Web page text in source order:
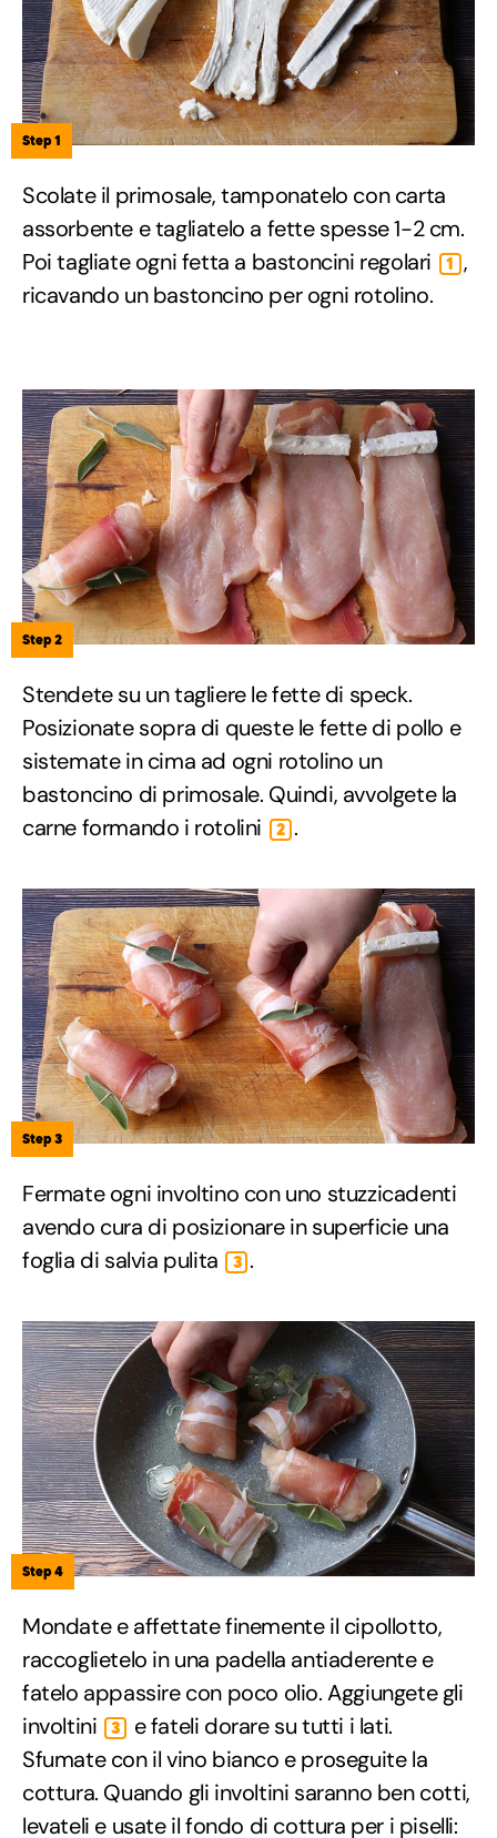
Step 1
Scolate il primosale, tamponatelo con carta
assorbente e tagliatelo a fette spesse 1-2 cm.
Poi tagliate ogni fetta a bastoncini regolari
1 ,
ricavando un bastoncino per ogni rotolino.
Step 2
Stendete su un tagliere le fette di speck.
Posizionate sopra di queste le fette di pollo e
sistemate in cima ad ogni rotolino un
bastoncino di primosale. Quindi, avvolgete la
carne formando i rotolini
2 .
Step 3
Fermate ogni involtino con uno stuzzicadenti
avendo cura di posizionare in superficie una
foglia di salvia pulita
3 .
Step 4
Mondate e affettate finemente il cipollotto,
raccoglietelo in una padella antiaderente e
fatelo appassire con poco olio. Aggiungete gli
involtini
3
e fateli dorare su tutti i lati.
Sfumate con il vino bianco e proseguite la
cottura. Quando gli involtini saranno ben cotti,
levateli e usate il fondo di cottura per i piselli: